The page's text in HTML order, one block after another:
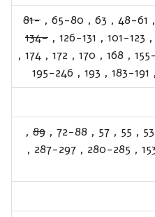
,
48-61
,
63
,
65-80
,
81-
,
101-123
,
126-131
,
134-
,
168
,
170
,
172
,
174
,
,
183-191
,
193
,
195-246
53
,
55
,
57
,
72-88
,
89
,
,
280-285
,
287-297
,